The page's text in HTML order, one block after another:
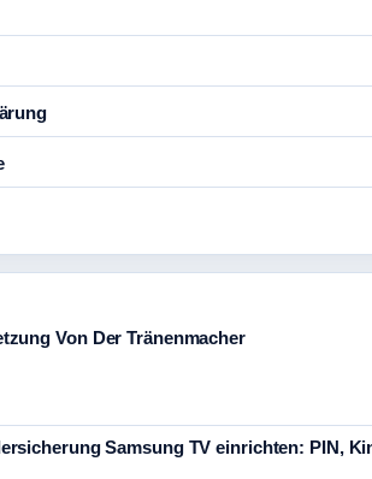
Von Der Tränenmacher
Samsung TV einrichten: PIN,